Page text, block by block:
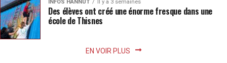
INFOS HANNUT Il y a 3 semaines
Des élèves ont créé une énorme fresque dans une
école de Thisnes
EN VOIR PLUS